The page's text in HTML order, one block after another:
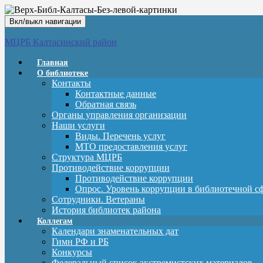
Вкл/выкл навигации
МЦРБ Калтасинский район
Главная
О библиотеке
Контакты
Контактные данные
Обратная связь
Органы управления организации
Наши услуги
Виды. Перечень услуг
МТО предоставления услуг
Структура МЦРБ
Противодействие коррупции
Противодействие коррупции
Опрос. Уровень коррупции в библиотечной
Сотрудники. Ветераны
История библиотек района
Коллегам
Календари знаменательных дат
Гимн РФ и РБ
Конкурсы